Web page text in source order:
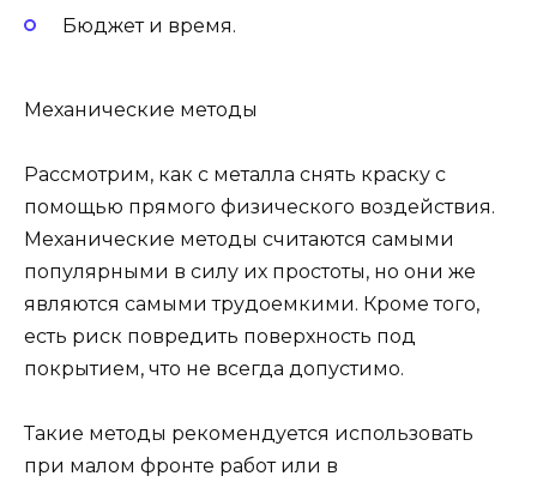
Бюджет и время.
Механические методы
Рассмотрим, как с металла снять краску с
помощью прямого физического воздействия.
Механические методы считаются самыми
популярными в силу их простоты, но они же
являются самыми трудоемкими. Кроме того,
есть риск повредить поверхность под
покрытием, что не всегда допустимо.
Такие методы рекомендуется использовать
при малом фронте работ или в